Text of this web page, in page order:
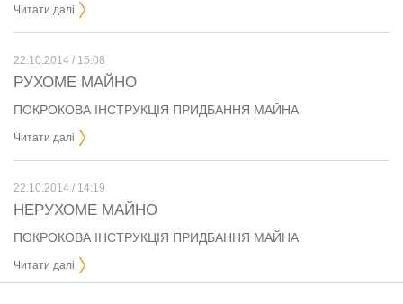
Читати далі
22.10.2014 / 15:08
РУХОМЕ МАЙНО
ПОКРОКОВА ІНСТРУКЦІЯ ПРИДБАННЯ МАЙНА
Читати далі
22.10.2014 / 14:19
НЕРУХОМЕ МАЙНО
ПОКРОКОВА ІНСТРУКЦІЯ ПРИДБАННЯ МАЙНА
Читати далі